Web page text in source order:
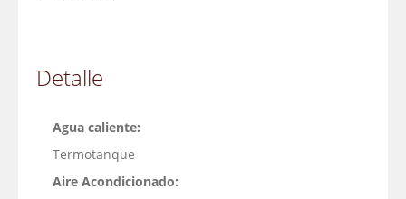
Detalle
Agua caliente:
Termotanque
Aire Acondicionado: